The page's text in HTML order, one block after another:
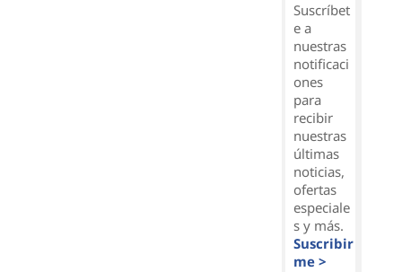
Suscríbet
e a
nuestras
notificaci
ones
para
recibir
nuestras
últimas
noticias,
ofertas
especiale
s y más.
Suscribir
me >